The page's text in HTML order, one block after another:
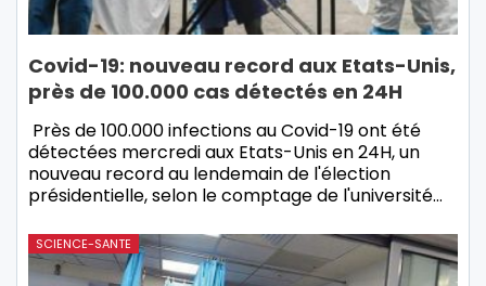
Covid-19: nouveau record aux Etats-Unis,
près de 100.000 cas détectés en 24H
Près de 100.000 infections au Covid-19 ont été
détectées mercredi aux Etats-Unis en 24H, un
nouveau record au lendemain de l'élection
présidentielle, selon le comptage de l'université…
SCIENCE-SANTE